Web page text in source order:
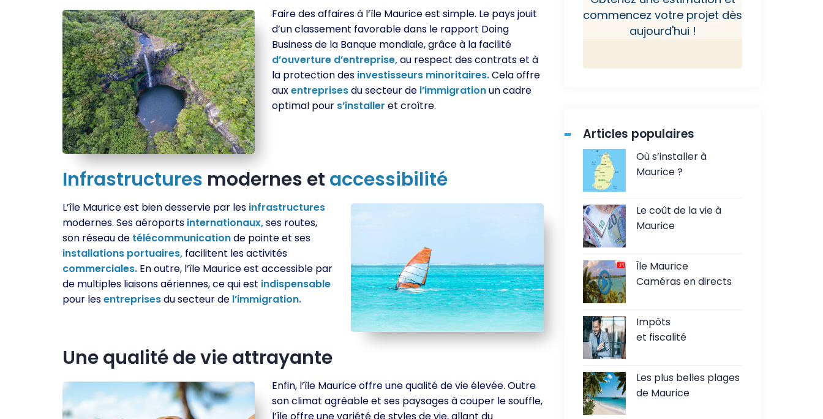
Faire des affaires à l’île Maurice est simple. Le pays jouit
d’un classement favorable dans le rapport Doing
Business de la Banque mondiale, grâce à la facilité
d’ouverture d’entreprise,au respect des contrats et à
la protection des investisseurs minoritaires.Cela offre
auxentreprisesdu secteur de l’immigrationun cadre
optimal pour s’installer et croître.
Infrastructures modernes et accessibilité
L’île Maurice est bien desservie par les infrastructures
modernes. Ses aéroports internationaux,ses routes,
son réseau de télécommunicationde pointe et ses
installations portuaires, facilitent les activités
commerciales. En outre, l’île Maurice est accessible par
de multiples liaisons aériennes, ce qui est indispensable
pour lesentreprisesdu secteur de l’immigration.
Une qualité de vie attrayante
Enfin, l’île Maurice offre une qualité de vie élevée. Outre
son climat agréable et ses paysages à couper le souffle,
l’île offre une variété de styles de vie, allant du
commencez votre projet dès
aujourd'hui !
Articles populaires
Où s’installer à
Maurice ?
Le coût de la vie à
Maurice
Île Maurice
Caméras en directs
Impôts
et fiscalité
Les plus belles plages
de Maurice